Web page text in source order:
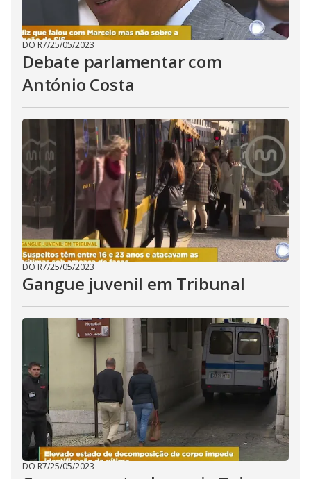
DO R7/25/05/2023
Debate parlamentar com
António Costa
DO R7/25/05/2023
Gangue juvenil em Tribunal
DO R7/25/05/2023